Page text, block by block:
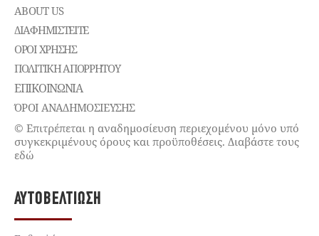
ABOUT US
ΔΙΑΦΗΜΙΣΤΕΊΤΕ
ΌΡΟΙ ΧΡΉΣΗΣ
ΠΟΛΙΤΙΚΉ ΑΠΟΡΡΉΤΟΥ
ΕΠΙΚΟΙΝΩΝΊΑ
ΌΡΟΙ ΑΝΑΔΗΜΟΣΙΕΥΣΗΣ
© Επιτρέπεται η αναδημοσίευση περιεχομένου μόνο υπό
συγκεκριμένους όρους και προϋποθέσεις. Διαβάστε τους
εδώ
ΑΥΤΟΒΕΛΤΊΩΣΗ